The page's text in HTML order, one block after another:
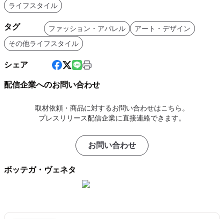
ライフスタイル
タグ ファッション・アパレル
アート・デザイン
その他ライフスタイル
シェア
配信企業へのお問い合わせ
取材依頼・商品に対するお問い合わせはこちら。
プレスリリース配信企業に直接連絡できます。
お問い合わせ
ボッテガ・ヴェネタ